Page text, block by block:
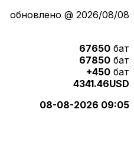
обновлено @ 2026/08/08
67650 бат
67850 бат
+450 бат
4341.46USD
08-08-2026 09:05